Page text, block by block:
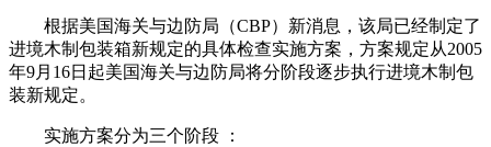
根据美国海关与边防局（CBP）新消息，该局已经制定了
进境木制包装箱新规定的具体检查实施方案，方案规定从2005
年9月16日起美国海关与边防局将分阶段逐步执行进境木制包
装新规定。
实施方案分为三个阶段 ：